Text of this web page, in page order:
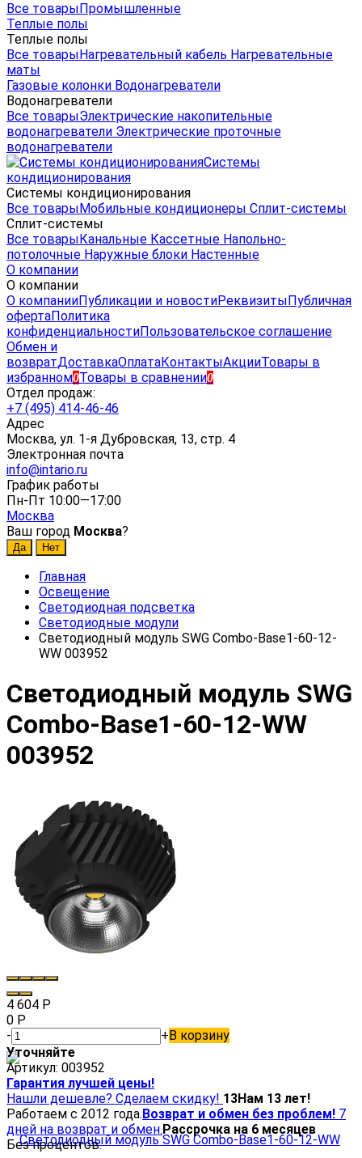
Все товарыПромышленные
Теплые полы
Теплые полы
Все товарыНагревательный кабель Нагревательные
маты
Газовые колонки Водонагреватели
Водонагреватели
Все товарыЭлектрические накопительные
водонагреватели Электрические проточные
водонагреватели
Системы
кондиционирования
Системы кондиционирования
Все товарыМобильные кондиционеры Сплит-системы
Сплит-системы
Все товарыКанальные Кассетные Напольно-
потолочные Наружные блоки Настенные
О компании
О компании
О компанииПубликации и новостиРеквизитыПубличная
офертаПолитика
конфиденциальностиПользовательское соглашение
Обмен и
возвратДоставкаОплатаКонтактыАкцииТовары в
избранном0Товары в сравнении0
Отдел продаж:
+7 (495) 414-46-46
Адрес
Москва, ул. 1-я Дубровская, 13, стр. 4
Электронная почта
info@intario.ru
График работы
Пн-Пт 10:00—17:00
Москва
Ваш город Москва?
Главная
Освещение
Светодиодная подсветка
Светодиодные модули
Светодиодный модуль SWG Combo-Base1-60-12-
WW 003952
Светодиодный модуль SWG
Combo-Base1-60-12-WW
003952
4 604 Р
0 Р
-
+В корзину
Уточняйте
Артикул: 003952
Гарантия лучшей цены!
Нашли дешевле? Сделаем скидку! 13Нам 13 лет!
Работаем с 2012 года.Возврат и обмен без проблем! 7
дней на возврат и обмен.Рассрочка на 6 месяцев
Без процентов.